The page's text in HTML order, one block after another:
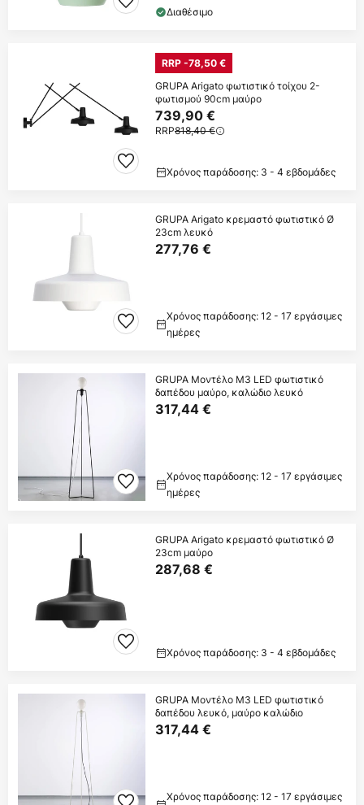
Διαθέσιμο
RRP -78,50 €
GRUPA Arigato φωτιστικό τοίχου 2-
φωτισμού 90cm μαύρο
739,90 €
RRP818,40 €
Χρόνος παράδοσης: 3 - 4 εβδομάδες
GRUPA Arigato κρεμαστό φωτιστικό Ø
23cm λευκό
277,76 €
Χρόνος παράδοσης: 12 - 17 εργάσιμες
ημέρες
GRUPA Μοντέλο M3 LED φωτιστικό
δαπέδου μαύρο, καλώδιο λευκό
317,44 €
Χρόνος παράδοσης: 12 - 17 εργάσιμες
ημέρες
GRUPA Arigato κρεμαστό φωτιστικό Ø
23cm μαύρο
287,68 €
Χρόνος παράδοσης: 3 - 4 εβδομάδες
GRUPA Μοντέλο M3 LED φωτιστικό
δαπέδου λευκό, μαύρο καλώδιο
317,44 €
Χρόνος παράδοσης: 12 - 17 εργάσιμες